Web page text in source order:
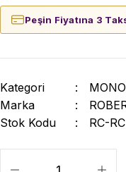
Peşin Fiyatına 3
Kategori
Marka
Stok Kodu
RC-